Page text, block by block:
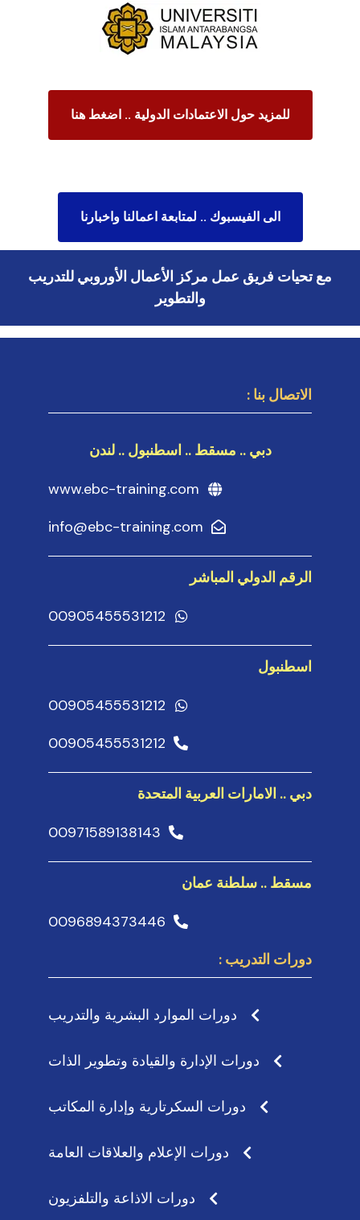
للمزيد حول الاعتمادات الدولية .. اضغط هنا
الى الفيسبوك .. لمتابعة اعمالنا واخبارنا
مع تحيات فريق عمل مركز الأعمال الأوروبي للتدريب
والتطوير
الاتصال بنا :
دبي .. مسقط .. اسطنبول .. لندن
www.ebc-training.com
info@ebc-training.com
الرقم الدولي المباشر
00905455531212
اسطنبول
00905455531212
00905455531212
دبي .. الامارات العربية المتحدة
00971589138143
مسقط .. سلطنة عمان
0096894373446
دورات التدريب :
دورات الموارد البشرية والتدريب
دورات الإدارة والقيادة وتطوير الذات
دورات السكرتارية وإدارة المكاتب
دورات الإعلام والعلاقات العامة
دورات الاذاعة والتلفزيون